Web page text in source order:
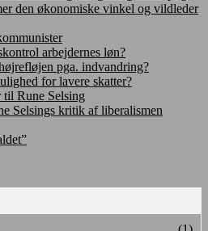
den økonomiske vinkel og vildleder
arbejdernes løn?
pga. indvandring?
for lavere skatter?
til Rune Selsing
Selsings kritik af liberalismen